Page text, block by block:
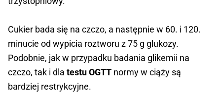
Cukier bada się na czczo, a następnie w 60. i 120.
minucie od wypicia roztworu z 75 g glukozy.
Podobnie, jak w przypadku badania glikemii na
czczo, tak i dla testu OGTT normy w ciąży są
bardziej restrykcyjne.